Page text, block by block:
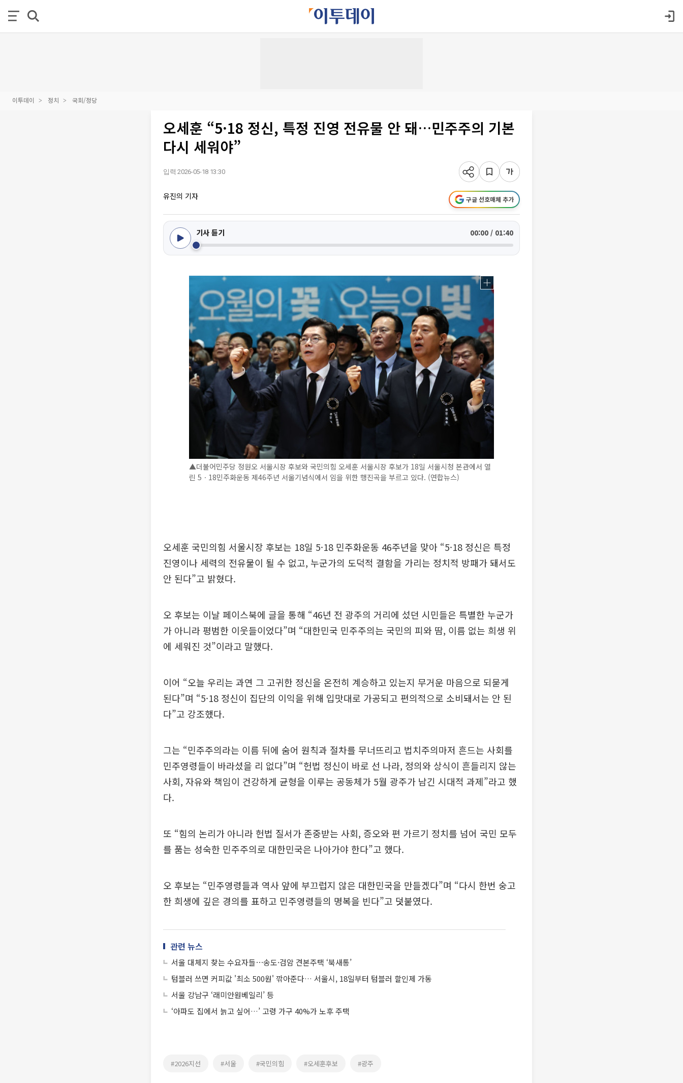
이투데이 정치 국회/정당
오세훈 “5·18 정신, 특정 진영 전유물 안 돼…민주주의 기본
다시 세워야”
입력 2026-05-18 13:30
유진의 기자 구글 선호매체 추가
기사 듣기 00:00 / 01:40
▲더불어민주당 정원오 서울시장 후보와 국민의힘 오세훈 서울시장 후보가 18일 서울시청 본관에서 열
린 5ㆍ18민주화운동 제46주년 서울기념식에서 임을 위한 행진곡을 부르고 있다. (연합뉴스)
오세훈 국민의힘 서울시장 후보는 18일 5·18 민주화운동 46주년을 맞아 “5·18 정신은 특정
진영이나 세력의 전유물이 될 수 없고, 누군가의 도덕적 결함을 가리는 정치적 방패가 돼서도
안 된다”고 밝혔다.
오 후보는 이날 페이스북에 글을 통해 “46년 전 광주의 거리에 섰던 시민들은 특별한 누군가
가 아니라 평범한 이웃들이었다”며 “대한민국 민주주의는 국민의 피와 땀, 이름 없는 희생 위
에 세워진 것”이라고 말했다.
이어 “오늘 우리는 과연 그 고귀한 정신을 온전히 계승하고 있는지 무거운 마음으로 되묻게
된다”며 “5·18 정신이 집단의 이익을 위해 입맛대로 가공되고 편의적으로 소비돼서는 안 된
다”고 강조했다.
그는 “민주주의라는 이름 뒤에 숨어 원칙과 절차를 무너뜨리고 법치주의마저 흔드는 사회를
민주영령들이 바라셨을 리 없다”며 “헌법 정신이 바로 선 나라, 정의와 상식이 흔들리지 않는
사회, 자유와 책임이 건강하게 균형을 이루는 공동체가 5월 광주가 남긴 시대적 과제”라고 했
다.
또 “힘의 논리가 아니라 헌법 질서가 존중받는 사회, 증오와 편 가르기 정치를 넘어 국민 모두
를 품는 성숙한 민주주의로 대한민국은 나아가야 한다”고 했다.
오 후보는 “민주영령들과 역사 앞에 부끄럽지 않은 대한민국을 만들겠다”며 “다시 한번 숭고
한 희생에 깊은 경의를 표하고 민주영령들의 명복을 빈다”고 덧붙였다.
관련 뉴스
서울 대체지 찾는 수요자들⋯송도·검암 견본주택 ‘북새통’
텀블러 쓰면 커피값 '최소 500원' 깎아준다… 서울시, 18일부터 텀블러 할인제 가동
서울 강남구 ‘래미안원베일리’ 등
‘아파도 집에서 늙고 싶어…’ 고령 가구 40%가 노후 주택
#2026지선 #서울 #국민의힘 #오세훈후보 #광주